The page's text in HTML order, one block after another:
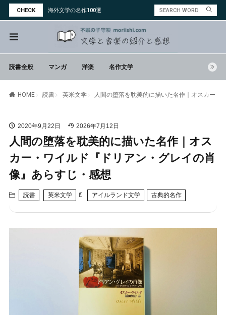
CHECK 海外文学の名作100選
読書全般 マンガ 洋楽 名作文学
HOME 読書 英米文学 人間の堕落を耽美的に描いた名作｜オスカー
2020年9月22日 2026年7月12日
人間の堕落を耽美的に描いた名作｜オス
カー・ワイルド『ドリアン・グレイの肖
像』あらすじ・感想
読書 英米文学 アイルランド文学 古典的名作